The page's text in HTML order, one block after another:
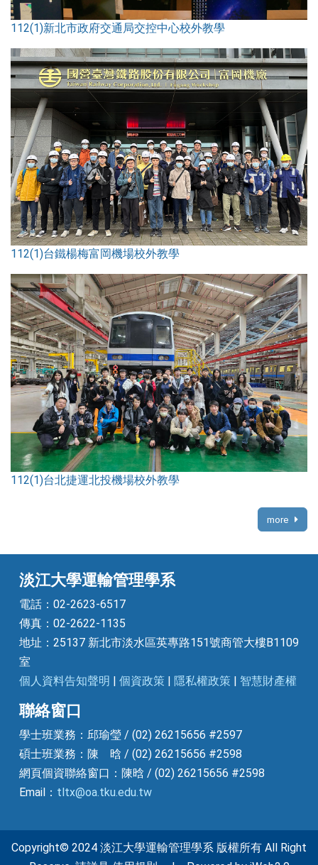
112(1)新北市政府交通局交控中心校外教學
112(1)台鐵楊梅富岡機場校外教學
112(1)台北捷運北投機場校外教學
more
淡江大學運輸管理學系
電話：02-2623-6517
傳真：02-2622-1135
地址：25137 新北市淡水區英專路151號商管大樓B1109
室
個人資料告知聲明 | 個資政策 | 隱私權政策 | 智慧財產權
聯絡窗口
學士班業務：邱瑜瑩 / (02) 26215656 #2597
碩士班業務：陳 晗 / (02) 26215656 #2598
網頁個資聯絡窗口：陳晗 / (02) 26215656 #2598
Email： tltx@oa.tku.edu.tw
Copyright© 2024 淡江大學運輸管理學系 版權所有 All Right